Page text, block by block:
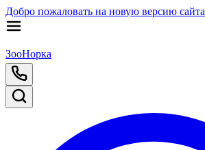
Добро пожаловать на новую версию сайта
ЗооНорка